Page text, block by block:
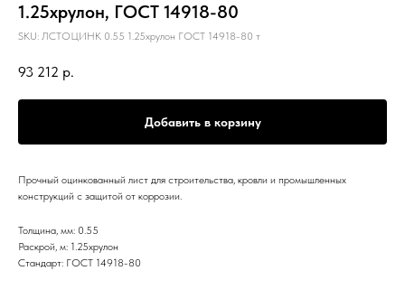
1.25хрулон, ГОСТ 14918-80
SKU: ЛСТОЦИНК 0.55 1.25хрулон ГОСТ 14918-80 т
93 212 р.
Добавить в корзину
Прочный оцинкованный лист для строительства, кровли и промышленных
конструкций с защитой от коррозии.
Толщина, мм: 0.55
Раскрой, м: 1.25хрулон
Стандарт: ГОСТ 14918-80